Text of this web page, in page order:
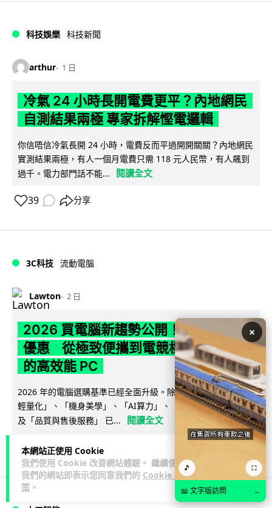
本網站正使用 Cookie
我們使用 Cookie 改善網站體驗。 繼續使用
我們的網站即表示您同意我們的 Cookie 政
策 。
科技娛樂 科技新聞
arthur 1 日
冷氣 24 小時長開電費更平？內地網民
自測結果兩極 專家拆解慳電邏輯
你信唔信冷氣長開 24 小時，電費反而平過開開關關？內地網民
實測結果兩極，有人一個月電費只需 118 元人民幣，有人飆到
過千。電力部門話不能...
閱讀全文
39 分享
3C科技 流動電腦
Lawton 2 日
2026 買電腦新趨勢公開！ 如何享最多
優惠 從極致便攜到電競標竿 揀選啱你
的高效能 PC
2026 年的電腦選購基準已經全面升級。除了基本效能，「極致
輕量化」、「機身美學」、「AI算力」、「前瞻技術加持」以
及「品質與售後服務」 已...
閱讀全文
41 9↗ 分享
×
🎵 ⛶
📖 文字版訪問 →